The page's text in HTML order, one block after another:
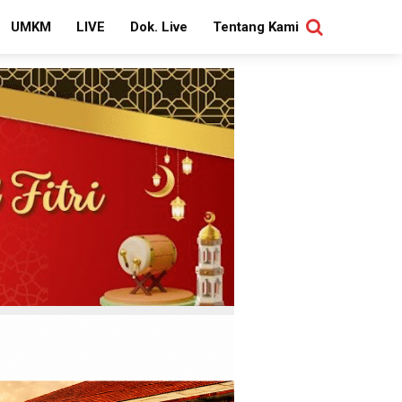
UMKM LIVE Dok. Live Tentang Kami
SEARCH